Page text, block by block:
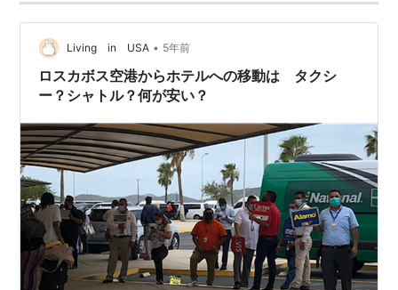
Living in USA • 5年前
ロスカボス空港からホテルへの移動は タクシ
ー？シャトル？何が安い？